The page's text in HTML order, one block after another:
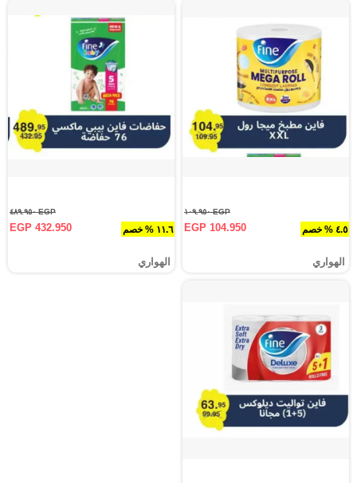
٤.٥ % خصم
EGP ١٠٩.٩٥٠
EGP 104.950
الهواري
١١.٦ % خصم
EGP ٤٨٩.٩٥٠
EGP 432.950
الهواري